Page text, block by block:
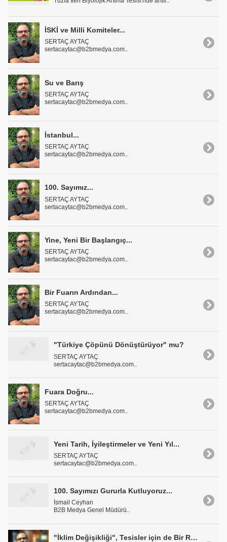
İSKİ ve Milli Komiteler...
SERTAÇ AYTAÇ
sertacaytac@b2bmedya.com..
Su ve Barış
SERTAÇ AYTAÇ
sertacaytac@b2bmedya.com..
İstanbul...
SERTAÇ AYTAÇ
sertacaytac@b2bmedya.com..
100. Sayımız...
SERTAÇ AYTAÇ
sertacaytac@b2bmedya.com..
Yine, Yeni Bir Başlangıç...
SERTAÇ AYTAÇ
sertacaytac@b2bmedya.com..
Bir Fuarın Ardından...
SERTAÇ AYTAÇ
sertacaytac@b2bmedya.com..
"Türkiye Çöpünü Dönüştürüyor" mu?
SERTAÇ AYTAÇ
sertacaytac@b2bmedya.com..
Fuara Doğru...
SERTAÇ AYTAÇ
sertacaytac@b2bmedya.com..
Yeni Tarih, İyileştirmeler ve Yeni Yıl...
SERTAÇ AYTAÇ
sertacaytac@b2bmedya.com..
100. Sayımızı Gururla Kutluyoruz...
İsmail Ceyhan
B2B Medya Genel Müdürü..
"İklim Değişikliği", Tesisler için de Bir Risk